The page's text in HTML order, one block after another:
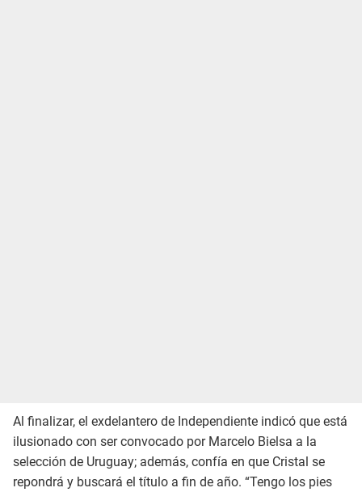
Al finalizar, el exdelantero de Independiente indicó que está
ilusionado con ser convocado por Marcelo Bielsa a la
selección de Uruguay; además, confía en que Cristal se
repondrá y buscará el título a fin de año. “Tengo los pies